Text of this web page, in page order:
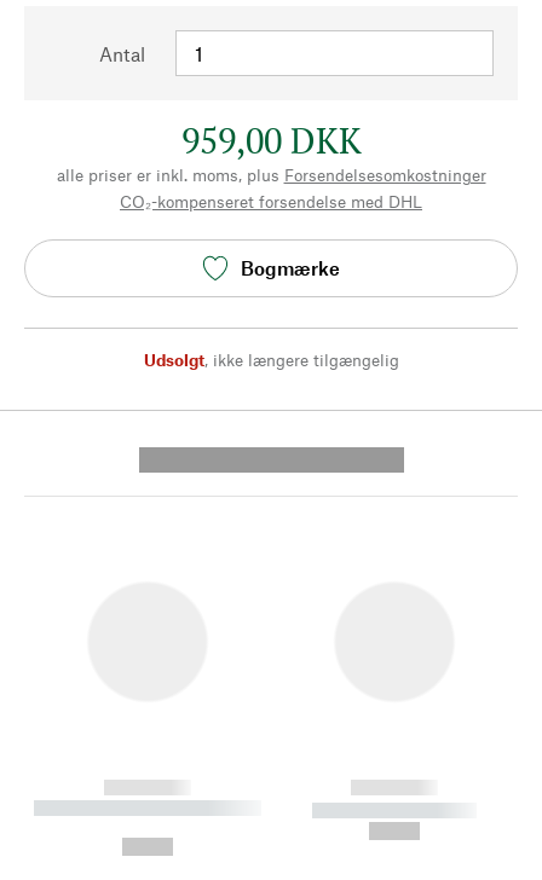
Antal
959,00 DKK
alle priser er inkl. moms, plus Forsendelsesomkostninger
CO₂-kompenseret forsendelse med DHL
Bogmærke
Udsolgt, ikke længere tilgængelig
------------
----------- ----------- --------
------------
----------- -----------